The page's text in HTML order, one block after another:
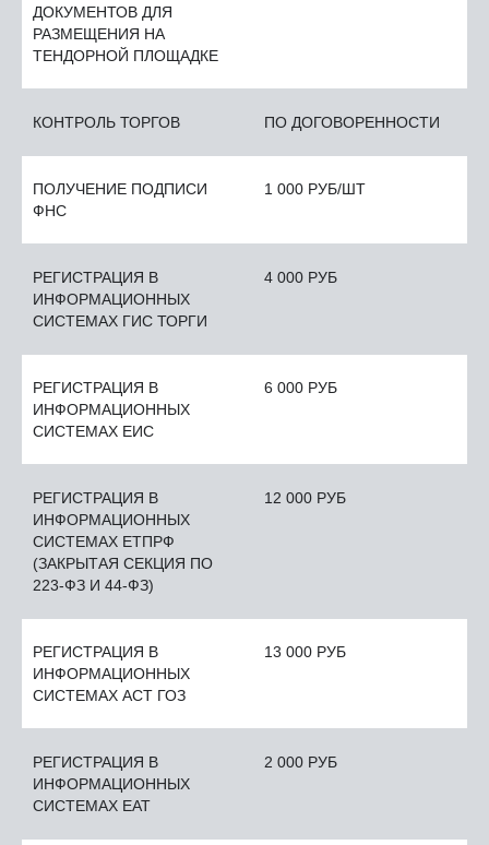
ДОКУМЕНТОВ ДЛЯ
РАЗМЕЩЕНИЯ НА
ТЕНДОРНОЙ ПЛОЩАДКЕ
КОНТРОЛЬ ТОРГОВ ПО ДОГОВОРЕННОСТИ
ПОЛУЧЕНИЕ ПОДПИСИ
ФНС
1 000 РУБ/ШТ
РЕГИСТРАЦИЯ В
ИНФОРМАЦИОННЫХ
СИСТЕМАХ ГИС ТОРГИ
4 000 РУБ
РЕГИСТРАЦИЯ В
ИНФОРМАЦИОННЫХ
СИСТЕМАХ ЕИС
6 000 РУБ
РЕГИСТРАЦИЯ В
ИНФОРМАЦИОННЫХ
СИСТЕМАХ ЕТПРФ
(ЗАКРЫТАЯ СЕКЦИЯ ПО
223-ФЗ И 44-ФЗ)
12 000 РУБ
РЕГИСТРАЦИЯ В
ИНФОРМАЦИОННЫХ
СИСТЕМАХ АСТ ГОЗ
13 000 РУБ
РЕГИСТРАЦИЯ В
ИНФОРМАЦИОННЫХ
СИСТЕМАХ ЕАТ
2 000 РУБ